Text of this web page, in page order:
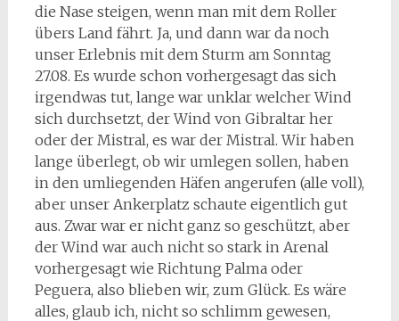
die Nase steigen, wenn man mit dem Roller
übers Land fährt. Ja, und dann war da noch
unser Erlebnis mit dem Sturm am Sonntag
27.08. Es wurde schon vorhergesagt das sich
irgendwas tut, lange war unklar welcher Wind
sich durchsetzt, der Wind von Gibraltar her
oder der Mistral, es war der Mistral. Wir haben
lange überlegt, ob wir umlegen sollen, haben
in den umliegenden Häfen angerufen (alle voll),
aber unser Ankerplatz schaute eigentlich gut
aus. Zwar war er nicht ganz so geschützt, aber
der Wind war auch nicht so stark in Arenal
vorhergesagt wie Richtung Palma oder
Peguera, also blieben wir, zum Glück. Es wäre
alles, glaub ich, nicht so schlimm gewesen,